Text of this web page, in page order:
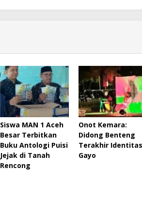
Siswa MAN 1 Aceh
Besar Terbitkan
Buku Antologi Puisi
Jejak di Tanah
Rencong
Onot Kemara:
Didong Benteng
Terakhir Identitas
Gayo